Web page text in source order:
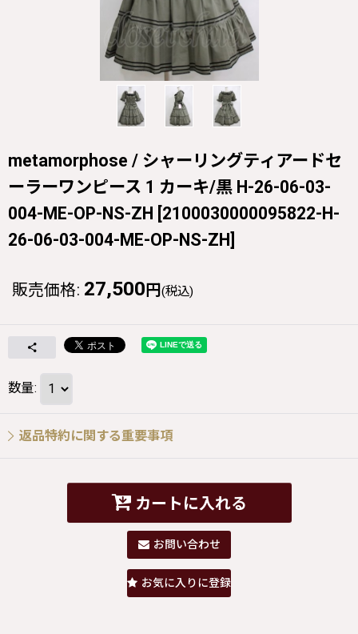
metamorphose / シャーリングティアードセ
ーラーワンピース 1 カーキ/黒 H-26-06-03-
004-ME-OP-NS-ZH [2100030000095822-H-
26-06-03-004-ME-OP-NS-ZH]
販売価格: 27,500 円 (税込)
数量:
返品特約に関する重要事項
カートに入れる
お問い合わせ
お気に入りに登録